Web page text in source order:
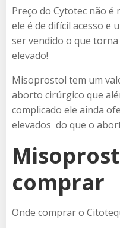
Preço do Cytotec não
ele é de difícil acesso e
ser vendido o que
elevado!
Misoprostol tem um
aborto cirúrgico que
complicado ele ainda
elevados do que o
comprar
Onde comprar o